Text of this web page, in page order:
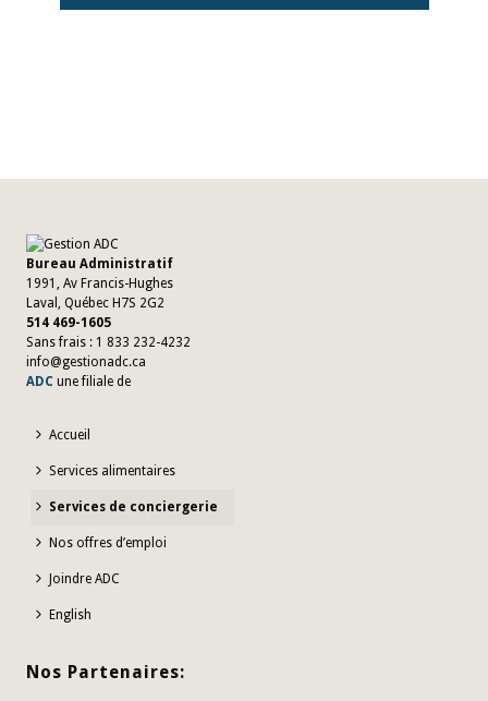
Bureau Administratif
1991, Av Francis-Hughes
Laval, Québec H7S 2G2
514 469-1605
Sans frais : 1 833 232-4232
info@gestionadc.ca
ADC une filiale de
Accueil
Services alimentaires
Services de conciergerie
Nos offres d’emploi
Joindre ADC
English
Nos Partenaires: